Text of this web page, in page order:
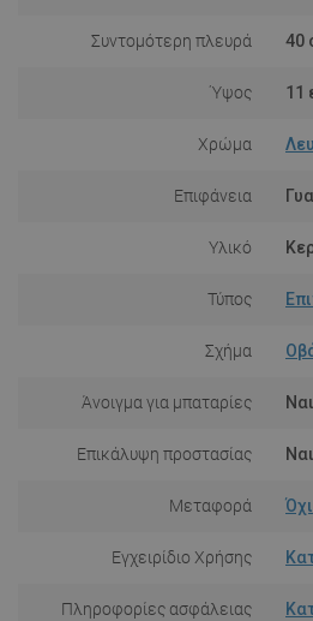
Συντομότερη πλευρά 40
Ύψος 11
Χρώμα
Επιφάνεια
Υλικό
Τύπος
Σχήμα
Άνοιγμα για μπαταρίες Ναι
Επικάλυψη προστασίας Ναι
Μεταφορά Όχι
Εγχειρίδιο Χρήσης
Πληροφορίες ασφάλειας